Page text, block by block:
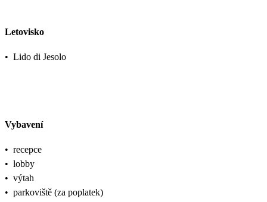
Letovisko
• Lido di Jesolo
Vybavení
• recepce
• lobby
• výtah
• parkoviště (za poplatek)